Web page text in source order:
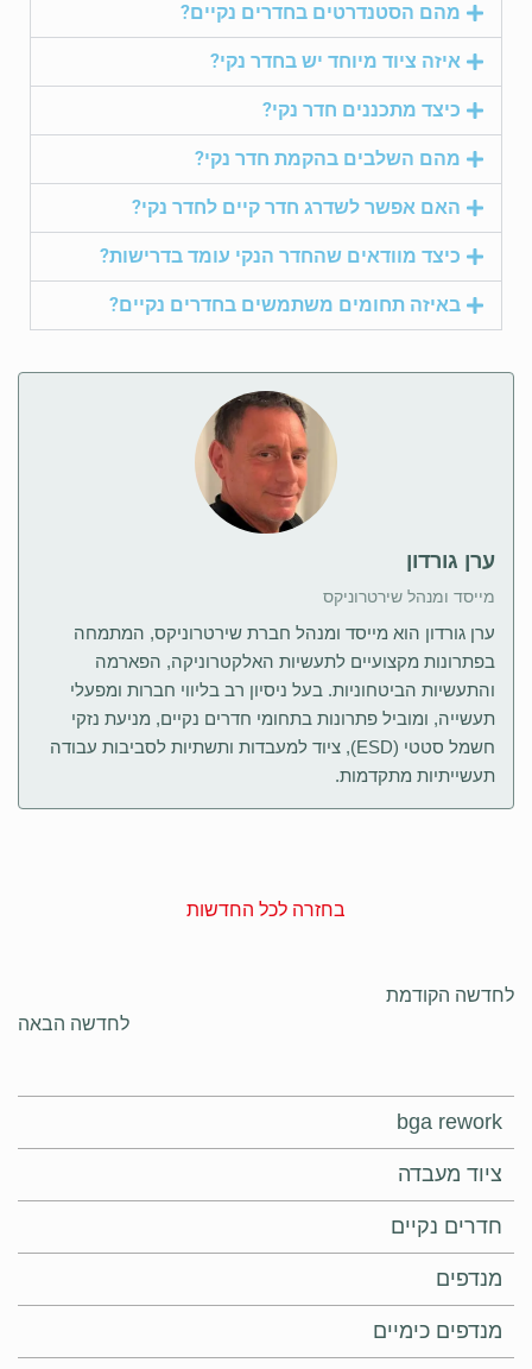
bga rework
ציוד מעבדה
חדרים נקיים
מנדפים
מנדפים כימיים
מהם הסטנדרטים בחדרים נקיים?
איזה ציוד מיוחד יש בחדר נקי?
כיצד מתכננים חדר נקי?
מהם השלבים בהקמת חדר נקי?
האם אפשר לשדרג חדר קיים לחדר נקי?
כיצד מוודאים שהחדר הנקי עומד בדרישות?
באיזה תחומים משתמשים בחדרים נקיים?
ערן גורדון
מייסד ומנהל שירטרוניקס
ערן גורדון הוא מייסד ומנהל חברת שירטרוניקס, המתמחה
בפתרונות מקצועיים לתעשיות האלקטרוניקה, הפארמה
והתעשיות הביטחוניות. בעל ניסיון רב בליווי חברות ומפעלי
תעשייה, ומוביל פתרונות בתחומי חדרים נקיים, מניעת נזקי
חשמל סטטי (ESD), ציוד למעבדות ותשתיות לסביבות עבודה
תעשייתיות מתקדמות.
בחזרה לכל החדשות
לחדשה הקודמת
לחדשה הבאה